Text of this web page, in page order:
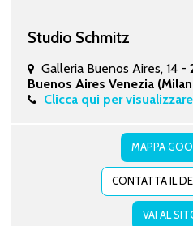
Studio Schmitz
Galleria Buenos Aires, 14 -
Buenos Aires Venezia
Clicca qui per
MAPPA
CONTATTA IL
VAI AL